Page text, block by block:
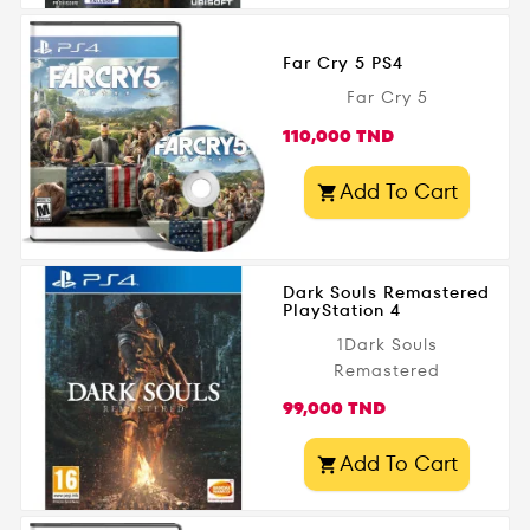
Disponible dès
maintenant en...
transformant les vies
de millions de
personnes. Existe sur
Far Cry 5 PS4
Far Cry 5
Prix
110,000 TND
Add To Cart
Dark Souls Remastered
PlayStation 4
1Dark Souls
Remastered
Prix
99,000 TND
Add To Cart